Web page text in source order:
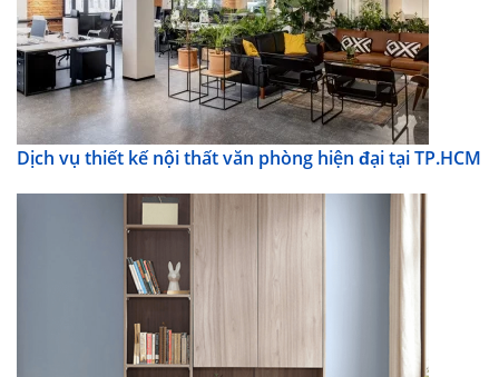
Dịch vụ thiết kế nội thất văn phòng hiện đại tại TP.HCM